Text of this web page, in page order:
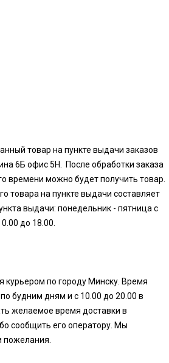
товар на пункте выдачи заказов
6Б офис 5Н. После обработки заказа
времени можно будет получить товар.
товара на пункте выдачи составляет
выдачи: понедельник - пятница с
до 18.00.
курьером по городу Минску. Время
будним дням и с 10.00 до 20.00 в
желаемое время доставки в
сообщить его оператору. Мы
пожелания.